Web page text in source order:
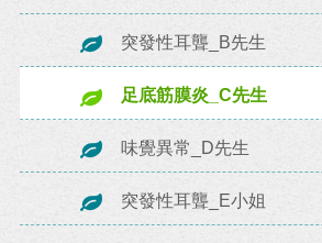
突發性耳聾_B先生
足底筋膜炎_C先生
味覺異常_D先生
突發性耳聾_E小姐